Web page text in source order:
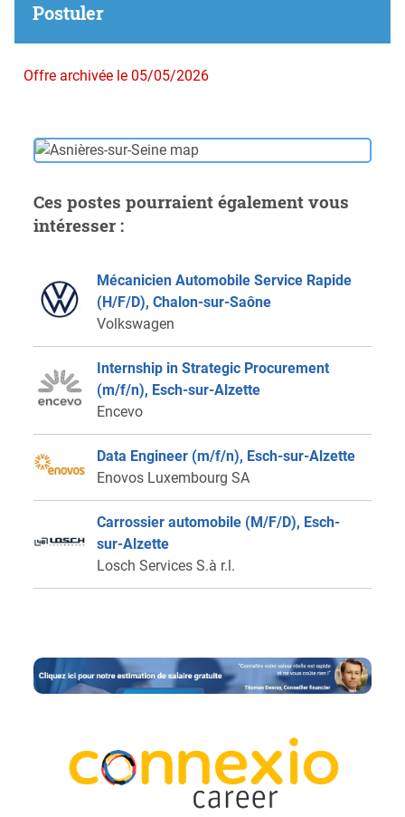
Postuler
Offre archivée le 05/05/2026
Ces postes pourraient également vous
intéresser :
Mécanicien Automobile Service Rapide
(H/F/D), Chalon-sur-Saône
Volkswagen
Internship in Strategic Procurement
(m/f/n), Esch-sur-Alzette
Encevo
Data Engineer (m/f/n), Esch-sur-Alzette
Enovos Luxembourg SA
Carrossier automobile (M/F/D), Esch-
sur-Alzette
Losch Services S.à r.l.